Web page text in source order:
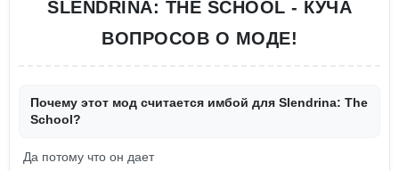
SLENDRINA: THE SCHOOL - КУЧА
ВОПРОСОВ О МОДЕ!
Почему этот мод считается имбой для Slendrina: The
School?
Да потому что он дает